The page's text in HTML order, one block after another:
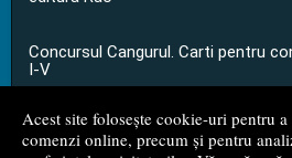
Acest site folosește cookie-uri pentru
comenzi online, precum și pentru
Concursul Cangurul. Carti pentru
I-V
...toate știrile